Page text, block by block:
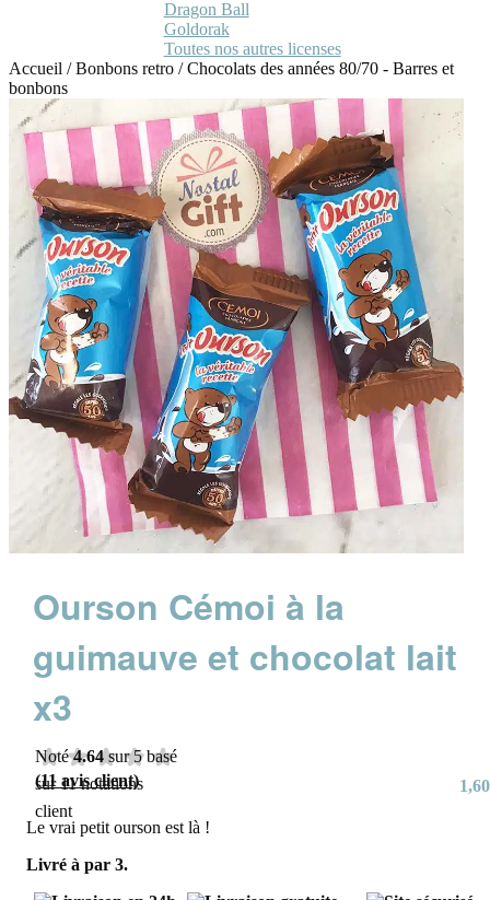
Dragon Ball
Goldorak
Toutes nos autres licenses
Accueil /Bonbons retro /Chocolats des années 80/70 - Barres et
bonbons
Ourson Cémoi à la
guimauve et chocolat lait
x3
Noté4.64 sur 5 basé
sur11notations
client
(11 avis client) 1,60
Le vrai petit ourson est là !
Livré à par 3.